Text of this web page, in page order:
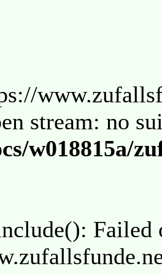
stream: no
w018815a/
Failed